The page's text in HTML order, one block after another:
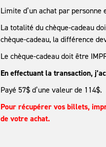
Limite d’un achat par personne
La totalité du chèque-cadeau
chèque-cadeau, la différence
Le chèque-cadeau doit être
En effectuant la transaction,
Payé 57$ d’une valeur de 114$.
Pour récupérer vos billets,
de votre achat.